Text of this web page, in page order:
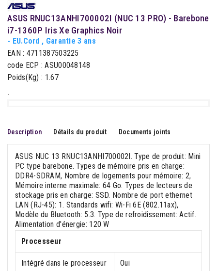
ASUS RNUC13ANHI700002I (NUC 13 PRO) - Barebone
i7-1360P Iris Xe Graphics Noir
- EU.Cord , Garantie 3 ans
EAN : 4711387503225
code ECP : ASU00048148
Poids(Kg) : 1.67
-
Description Détails du produit Documents joints
ASUS NUC 13 RNUC13ANHI700002I. Type de produit: Mini
PC type barebone. Types de mémoire pris en charge:
DDR4-SDRAM, Nombre de logements pour mémoire: 2,
Mémoire interne maximale: 64 Go. Types de lecteurs de
stockage pris en charge: SSD. Nombre de port ethernet
LAN (RJ-45): 1. Standards wifi: Wi-Fi 6E (802.11ax),
Modèle du Bluetooth: 5.3. Type de refroidissement: Actif.
Alimentation d'énergie: 120 W
Processeur
Intégré dans le processeur Oui